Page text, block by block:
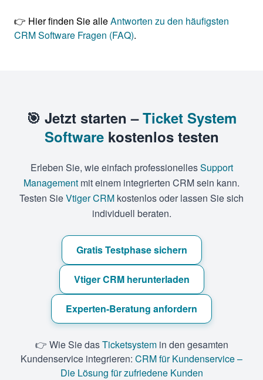
👉 Hier finden Sie alleAntworten zu den häufigsten
CRM Software Fragen (FAQ).
🎯 Jetzt starten –Ticket System
Softwarekostenlos testen
Erleben Sie, wie einfach professionellesSupport
Management mit einem integrierten CRM sein kann.
Testen SieVtiger CRM kostenlos oder lassen Sie sich
individuell beraten.
Gratis Testphase sichern
Vtiger CRM herunterladen
Experten-Beratung anfordern
👉 Wie Sie dasTicketsystemin den gesamten
Kundenservice integrieren: CRM für Kundenservice –
Die Lösung für zufriedene Kunden